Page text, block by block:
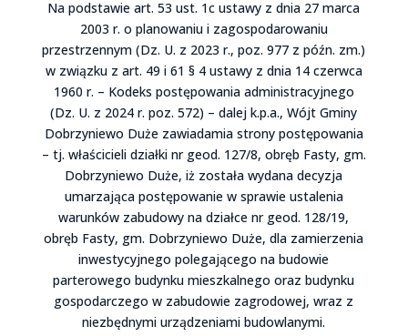
Na podstawie art. 53 ust. 1c ustawy z dnia 27 marca
2003 r. o planowaniu i zagospodarowaniu
przestrzennym (Dz. U. z 2023 r., poz. 977 z późn. zm.)
w związku z art. 49 i 61 § 4 ustawy z dnia 14 czerwca
1960 r. – Kodeks postępowania administracyjnego
(Dz. U. z 2024 r. poz. 572) – dalej k.p.a., Wójt Gminy
Dobrzyniewo Duże zawiadamia strony postępowania
– tj. właścicieli działki nr geod. 127/8, obręb Fasty, gm.
Dobrzyniewo Duże, iż została wydana decyzja
umarzająca postępowanie w sprawie ustalenia
warunków zabudowy na działce nr geod. 128/19,
obręb Fasty, gm. Dobrzyniewo Duże, dla zamierzenia
inwestycyjnego polegającego na budowie
parterowego budynku mieszkalnego oraz budynku
gospodarczego w zabudowie zagrodowej, wraz z
niezbędnymi urządzeniami budowlanymi.